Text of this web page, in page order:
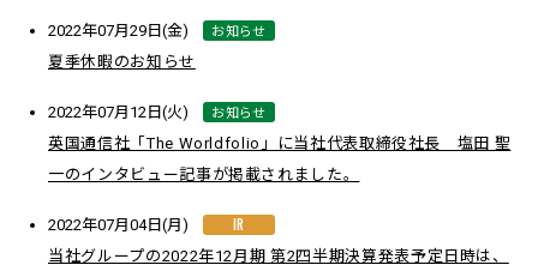
2022年07月29日(金) お知らせ
夏季休暇のお知らせ
2022年07月12日(火) お知らせ
英国通信社「The Worldfolio」に当社代表取締役社長 塩田 聖
一のインタビュー記事が掲載されました。
2022年07月04日(月) IR
当社グループの2022年12月期 第2四半期決算発表予定日時は、